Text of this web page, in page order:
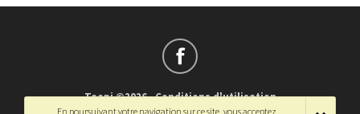
Teepi ©2026-Conditions d'utilisation
En poursuivant votre navigation sur ce site, vous acceptez